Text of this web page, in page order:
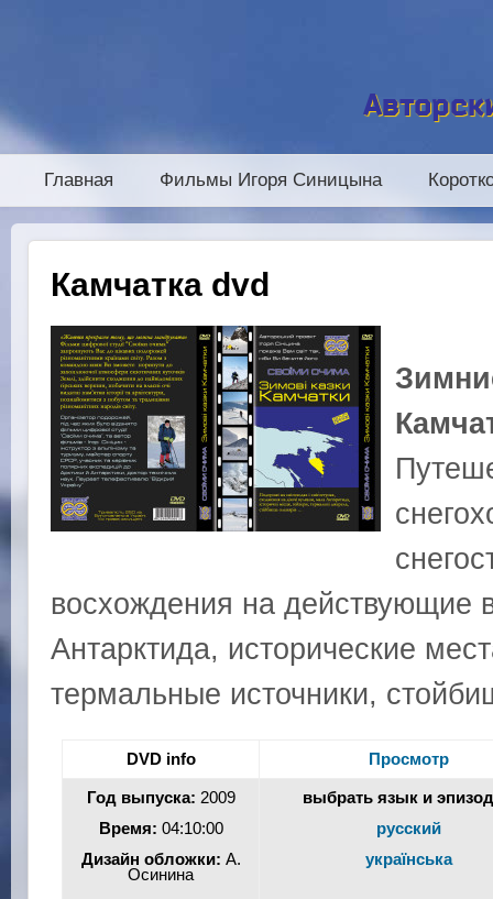
Главная Фильмы Игоря Синицына
Камчатка dvd
восхождения на действующие
Антарктида, исторические
термальные источники,
DVD info Просмотр
Год выпуска: 2009
Время: 04:10:00
Дизайн обложки: А.
Осинина
выбрать язык и
русский
українська